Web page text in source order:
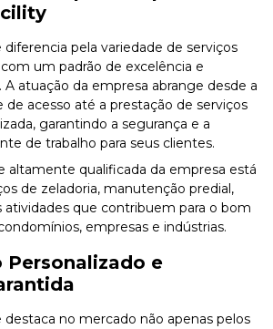
diferencia pela variedade de serviços
um padrão de excelência e
atuação da empresa abrange desde a
acesso até a prestação de serviços
garantindo a segurança e a
de trabalho para seus clientes.
altamente qualificada da empresa está
de zeladoria, manutenção predial,
atividades que contribuem para o bom
empresas e indústrias.
e
destaca no mercado não apenas pelos